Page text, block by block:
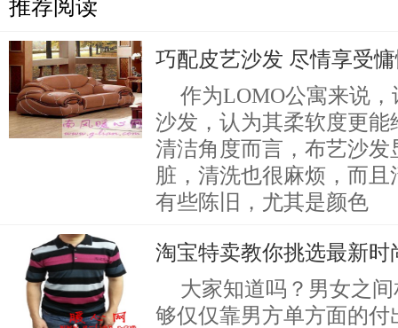
推荐阅读
巧配皮艺沙发 尽情享受
作为LOMO公寓来说
沙发，认为其柔软度更
清洁角度而言，布艺沙
脏，清洗也很麻烦，而
有些陈旧，尤其是颜色
淘宝特卖教你挑选最新时
大家知道吗？男女之
够仅仅靠男方单方面的